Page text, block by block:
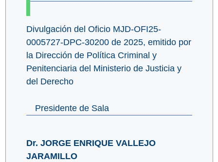
Divulgación del Oficio MJD-OFI25-
0005727-DPC-30200 de 2025, emitido por
la Dirección de Política Criminal y
Penitenciaria del Ministerio de Justicia y
del Derecho
Presidente de Sala
Dr. JORGE ENRIQUE VALLEJO
JARAMILLO